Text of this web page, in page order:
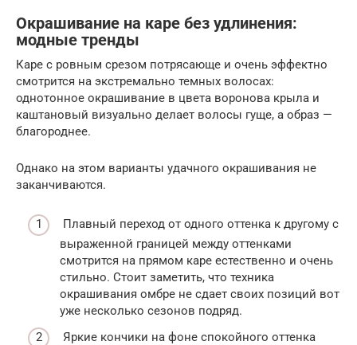
Окрашивание на каре без удлинения:
модные тренды
Каре с ровным срезом потрясающе и очень эффектно
смотрится на экстремально темных волосах:
однотонное окрашивание в цвета воронова крыла и
каштановый визуально делает волосы гуще, а образ —
благороднее.
Однако на этом варианты удачного окрашивания не
заканчиваются.
Плавный переход от одного оттенка к другому с
выраженной границей между оттенками
смотрится на прямом каре естественно и очень
стильно. Стоит заметить, что техника
окрашивания омбре не сдает своих позиций вот
уже несколько сезонов подряд.
Яркие кончики на фоне спокойного оттенка